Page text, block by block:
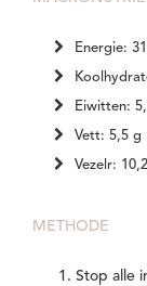
Energie:
Eiwitten:
Vett: 5,5 g
Vezelr:
METHODE
Stop alle